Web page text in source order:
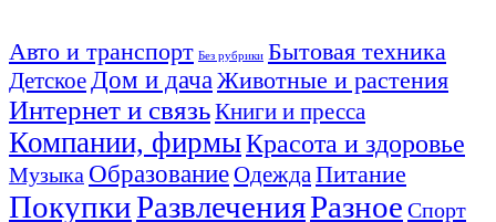
Авто и транспорт Без рубрики Бытовая техника
Детское Дом и дача Животные и растения
Интернет и связьКниги и пресса
Компании, фирмыКрасота и здоровье
Музыка ОбразованиеОдежда Питание
ПокупкиРазвлеченияРазное Спорт